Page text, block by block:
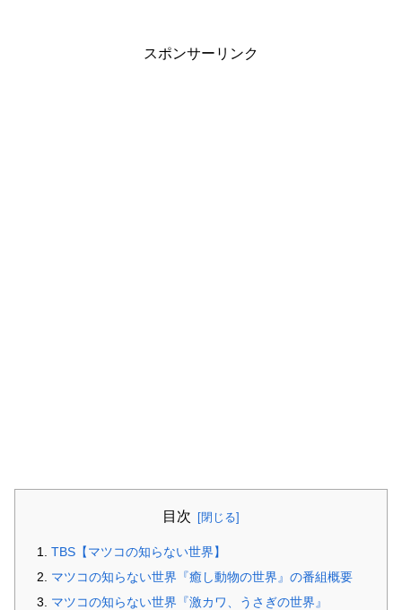
スポンサーリンク
目次
TBS【マツコの知らない世界】
マツコの知らない世界『癒し動物の世界』の番組概要
マツコの知らない世界『激カワ、うさぎの世界』